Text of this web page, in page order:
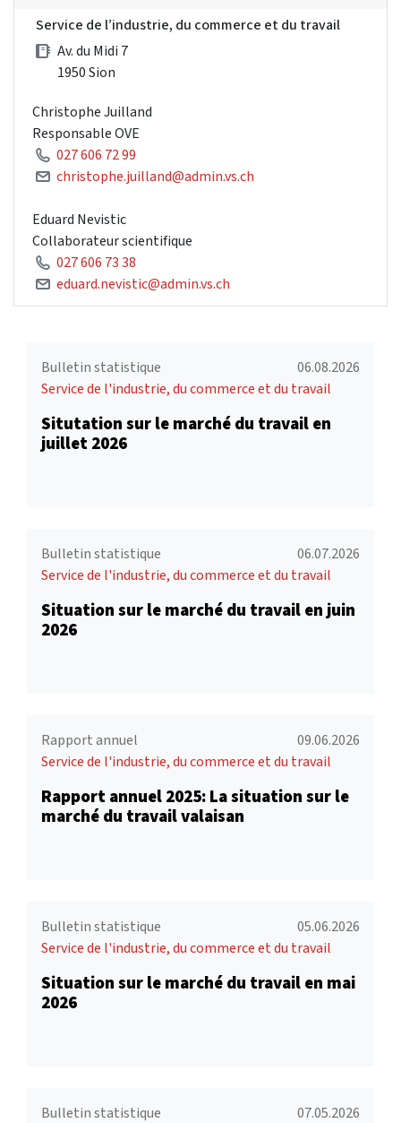
Service de l’industrie, du commerce et du travail
Av. du Midi 7
1950 Sion
Christophe Juilland
Responsable OVE
027 606 72 99
christophe.juilland@admin.vs.ch
Eduard Nevistic
Collaborateur scientifique
027 606 73 38
eduard.nevistic@admin.vs.ch
Bulletin statistique
06.08.2026
Service de l'industrie, du commerce et du travail
Situtation sur le marché du travail en
juillet 2026
Bulletin statistique
06.07.2026
Service de l'industrie, du commerce et du travail
Situation sur le marché du travail en juin
2026
Rapport annuel
09.06.2026
Service de l'industrie, du commerce et du travail
Rapport annuel 2025: La situation sur le
marché du travail valaisan
Bulletin statistique
05.06.2026
Service de l'industrie, du commerce et du travail
Situation sur le marché du travail en mai
2026
Bulletin statistique
07.05.2026